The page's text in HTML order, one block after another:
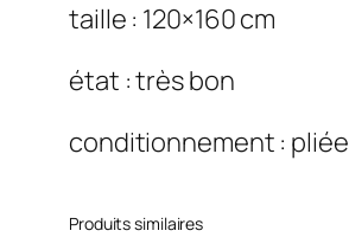
taille : 120×160 cm
état : très bon
conditionnement : pliée
Produits similaires